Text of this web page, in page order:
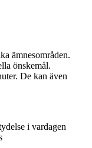
ämnesområden.
önskemål.
De kan även
i vardagen